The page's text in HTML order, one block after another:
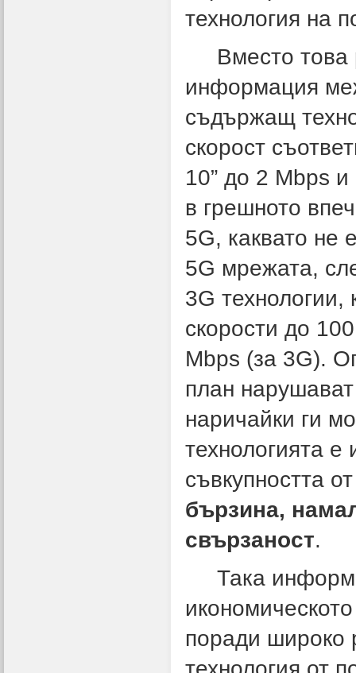
технология на
Вместо това
информация
съдържащ
скорост
10” до 2 Mbps
в грешното
5G, каквато не
5G мрежата,
3G технологии,
скорости до
Mbps (за 3G).
план
наричайки ги
технологията
съвкупността
бързина,
свързаност.
Така
поради широко